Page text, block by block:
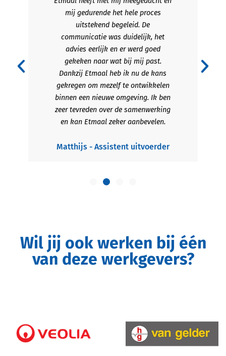
mij gedurende het hele proces
uitstekend begeleid. De
communicatie was duidelijk, het
advies eerlijk en er werd goed
gekeken naar wat bij mij past.
Dankzij Etmaal heb ik nu de kans
gekregen om mezelf te ontwikkelen
binnen een nieuwe omgeving. Ik ben
zeer tevreden over de samenwerking
en kan Etmaal zeker aanbevelen.
Matthijs - Assistent uitvoerder
Wil jij ook werken bij één
van deze werkgevers?